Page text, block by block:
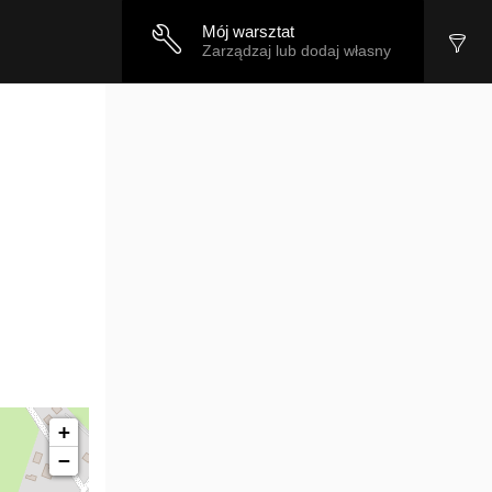
Mój warsztat
Zarządzaj lub dodaj własny
+
−